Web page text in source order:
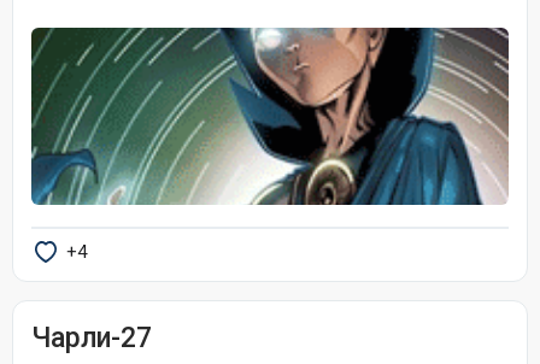
+4
Чарли-27